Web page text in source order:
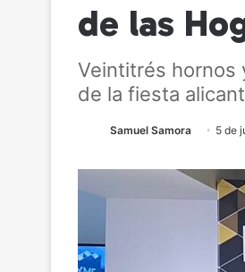
de las
Veintitrés hornos
de la fiesta
Samuel Samora 5 de